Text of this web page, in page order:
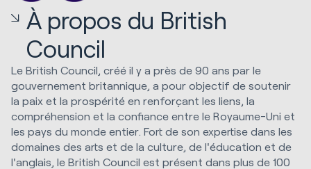
À propos du British
Council
Le British Council, créé il y a près de 90 ans par le
gouvernement britannique, a pour objectif de soutenir
la paix et la prospérité en renforçant les liens, la
compréhension et la confiance entre le Royaume-Uni et
les pays du monde entier. Fort de son expertise dans les
domaines des arts et de la culture, de l'éducation et de
l'anglais, le British Council est présent dans plus de 100